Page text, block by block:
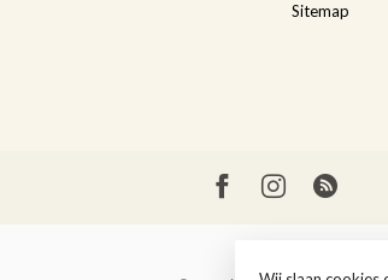
Sitemap